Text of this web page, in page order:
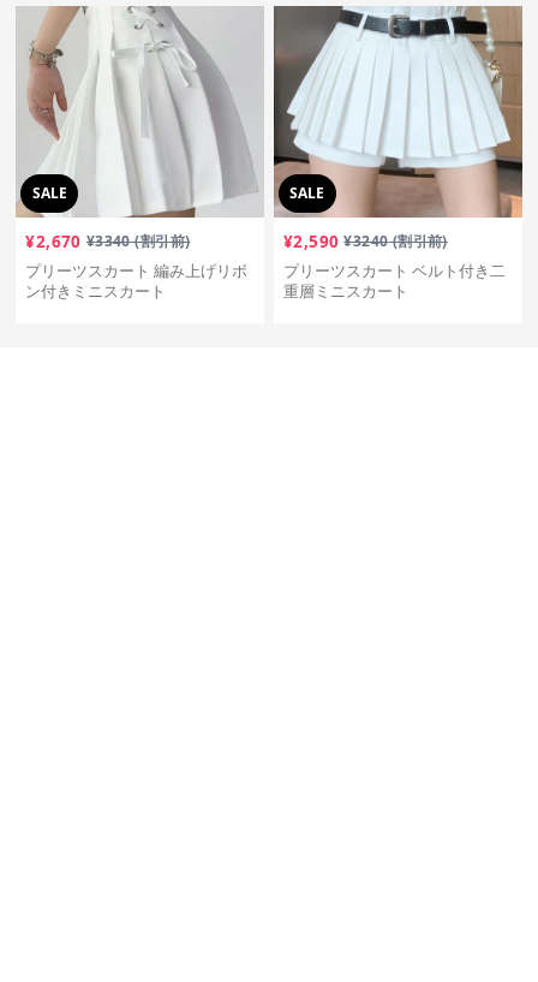
SALE
¥2,670 ¥3340(割引前)
プリーツスカート 編み上げリボ
ン付きミニスカート
SALE
¥2,590 ¥3240(割引前)
プリーツスカート ベルト付き二
重層ミニスカート